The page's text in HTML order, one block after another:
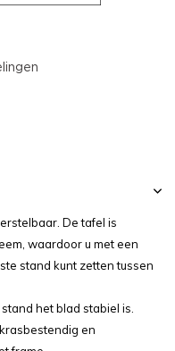
De tafel is
waardoor u met een
stand kunt zetten tussen
het blad stabiel is.
en